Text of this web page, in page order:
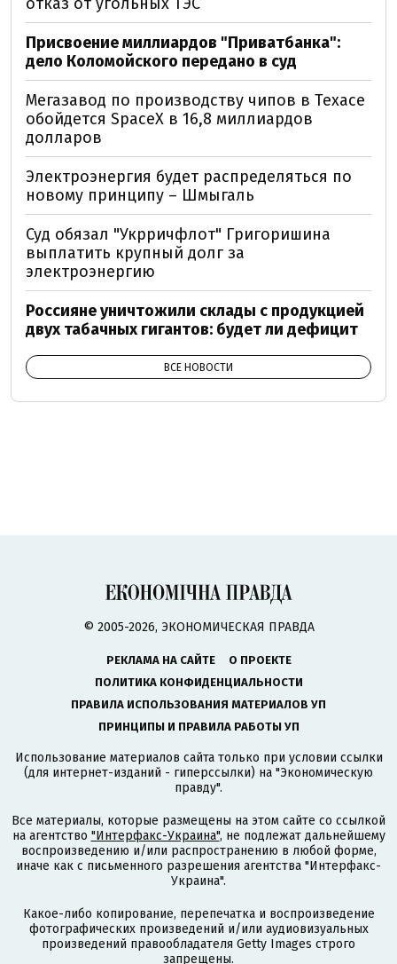
Присвоение миллиардов "Приватбанка":
дело Коломойского передано в суд
Мегазавод по производству чипов в Техасе
обойдется SpaceX в 16,8 миллиардов
долларов
Электроэнергия будет распределяться по
новому принципу – Шмыгаль
Суд обязал "Укрричфлот" Григоришина
выплатить крупный долг за
электроэнергию
Россияне уничтожили склады с продукцией
двух табачных гигантов: будет ли дефицит
ВСЕ НОВОСТИ
© 2005-2026, ЭКОНОМИЧЕСКАЯ ПРАВДА
РЕКЛАМА НА САЙТЕ
О ПРОЕКТЕ
ПОЛИТИКА КОНФИДЕНЦИАЛЬНОСТИ
ПРАВИЛА ИСПОЛЬЗОВАНИЯ МАТЕРИАЛОВ УП
ПРИНЦИПЫ И ПРАВИЛА РАБОТЫ УП
Использование материалов сайта только при условии ссылки
(для интернет-изданий - гиперссылки) на "Экономическую
правду".
Все материалы, которые размещены на этом сайте со ссылкой
на агентство "Интерфакс-Украина", не подлежат дальнейшему
воспроизведению и/или распространению в любой форме,
иначе как с письменного разрешения агентства "Интерфакс-
Украина".
Какое-либо копирование, перепечатка и воспроизведение
фотографических произведений и/или аудиовизуальных
произведений правообладателя Getty Images строго
запрещены.